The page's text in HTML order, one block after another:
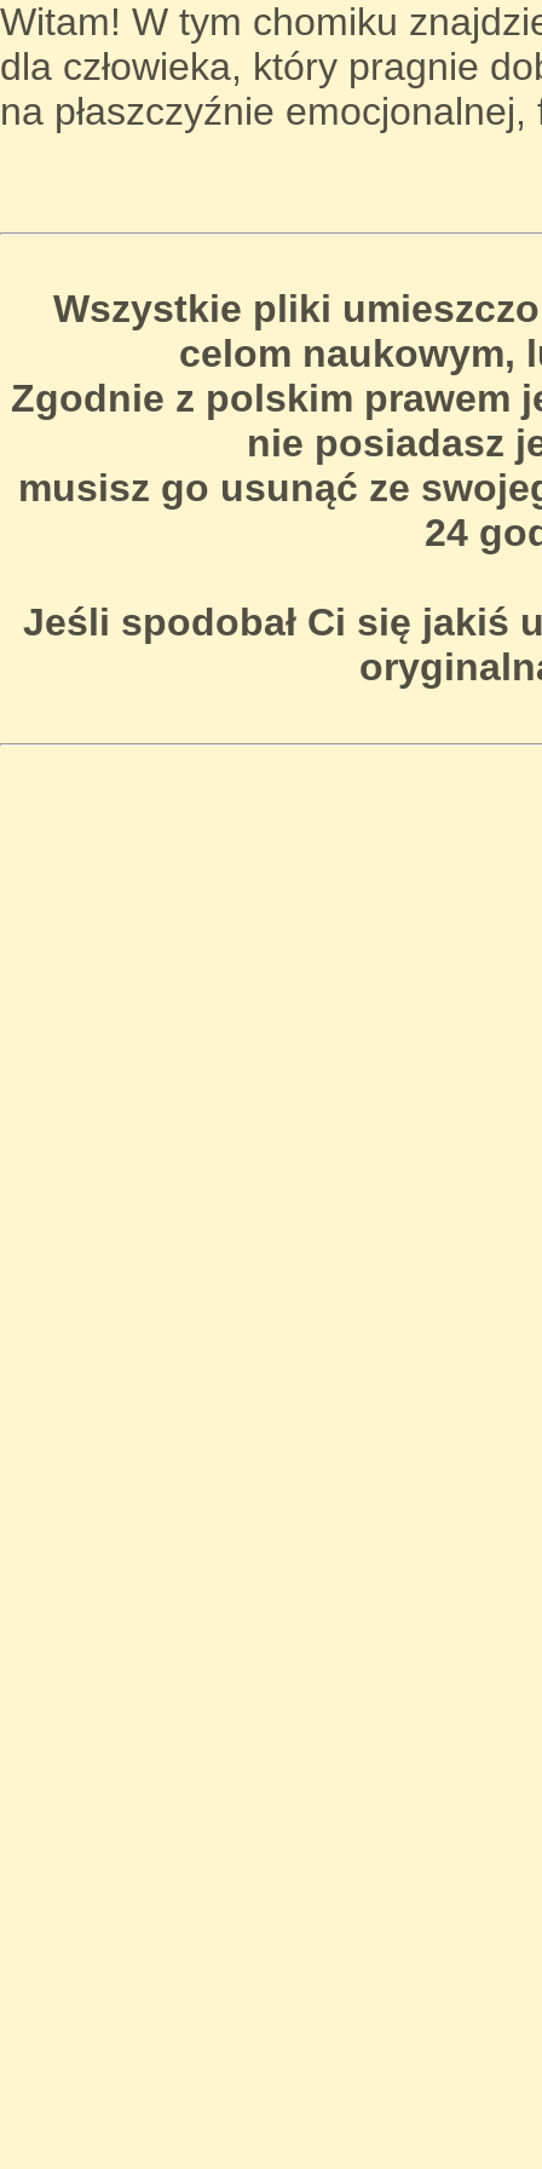
Witam! W tym chomiku
dla człowieka, który pragnie
na płaszczyźnie
Wszystkie pliki
celom naukowym,
Zgodnie z polskim prawem
nie posiadasz
musisz go usunąć ze
24
Jeśli spodobał Ci się jakiś